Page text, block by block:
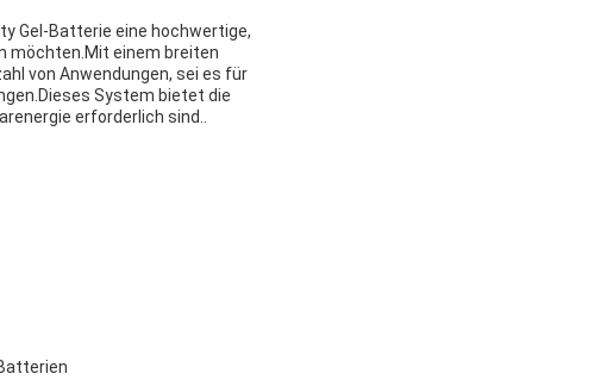
Gel-Batterie eine hochwertige,
möchten.Mit einem breiten
von Anwendungen, sei es für
System bietet die
erforderlich sind..